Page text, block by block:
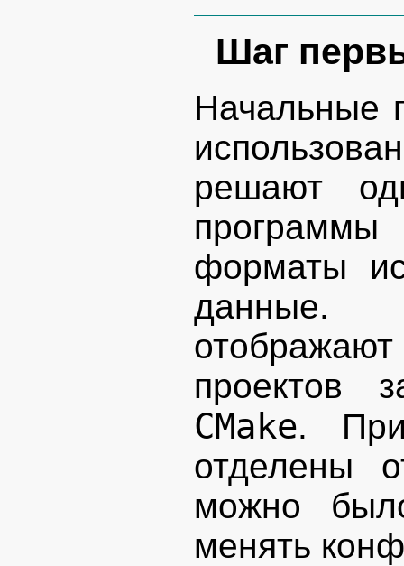
Шаг
Начальные
решают
форматы
данные.
проектов
CMake. При
отделены
можно
менять